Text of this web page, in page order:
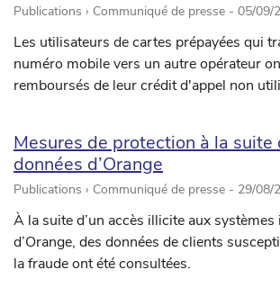
Publications › Communiqué de presse - 05/09/
Les utilisateurs de cartes prépayées qui
numéro mobile vers un autre opérateur
remboursés de leur crédit d'appel non
Mesures de protection à la suite
données d’Orange
Publications › Communiqué de presse - 29/08/
À la suite d’un accès illicite aux
d’Orange, des données de clients
la fraude ont été consultées.